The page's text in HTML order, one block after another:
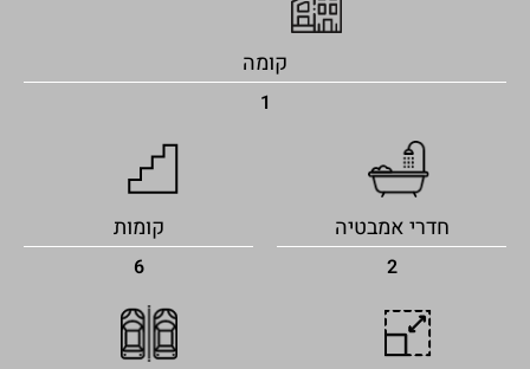
קומה
1
חדרי אמבטיה
2
קומות
6